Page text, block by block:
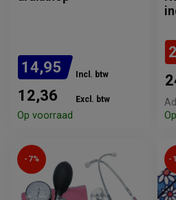
14,95 Incl. btw
12,36 Excl. btw
Op voorraad
-7% -